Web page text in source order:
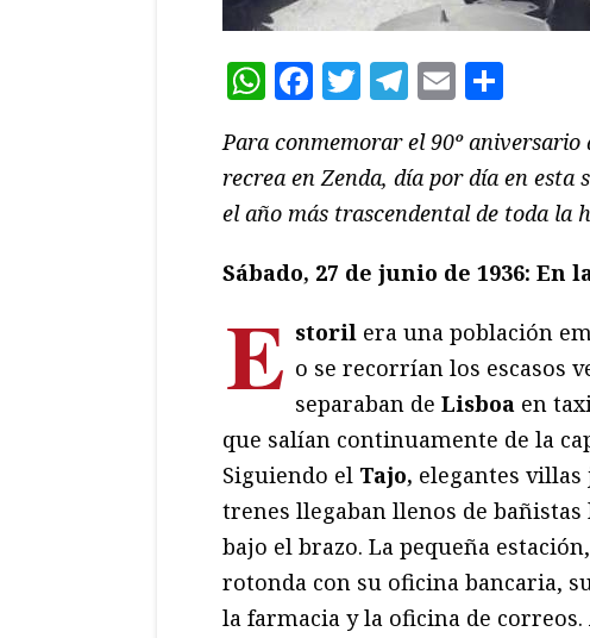
WhatsApp
Facebook
Twitter
Telegram
Email
Para conmemorar el 90º
recrea en Zenda, día por día en esta
el año más trascendental de toda la
Sábado, 27 de junio de 1936: En
E storil era una población
o se recorrían los escasos
separaban de Lisboa en
que salían continuamente de la
Siguiendo el Tajo, elegantes villas
trenes llegaban llenos de
bajo el brazo. La pequeña
rotonda con su oficina bancaria,
la farmacia y la oficina de